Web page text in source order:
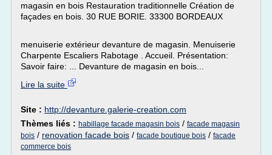
magasin en bois Restauration traditionnelle Création de
façades en bois. 30 RUE BORIE. 33300 BORDEAUX
menuiserie extérieur devanture de magasin. Menuiserie
Charpente Escaliers Rabotage . Accueil. Présentation:
Savoir faire: ... Devanture de magasin en bois...
Lire la suite
Site : http://devanture.galerie-creation.com
Thèmes liés : habillage facade magasin bois / facade magasin
bois / renovation facade bois / facade boutique bois / facade
commerce bois